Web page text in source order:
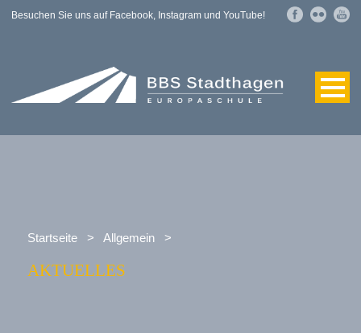
Besuchen Sie uns auf Facebook, Instagram und YouTube!
Startseite > Allgemein >
AKTUELLES